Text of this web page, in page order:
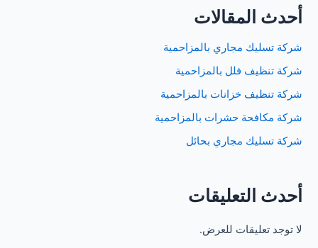
أحدث المقالات
شركة تسليك مجاري بالمزاحمية
شركة تنظيف فلل بالمزاحمية
شركة تنظيف خزانات بالمزاحمية
شركة مكافحة حشرات بالمزاحمية
شركة تسليك مجاري بحائل
أحدث التعليقات
لا توجد تعليقات للعرض.